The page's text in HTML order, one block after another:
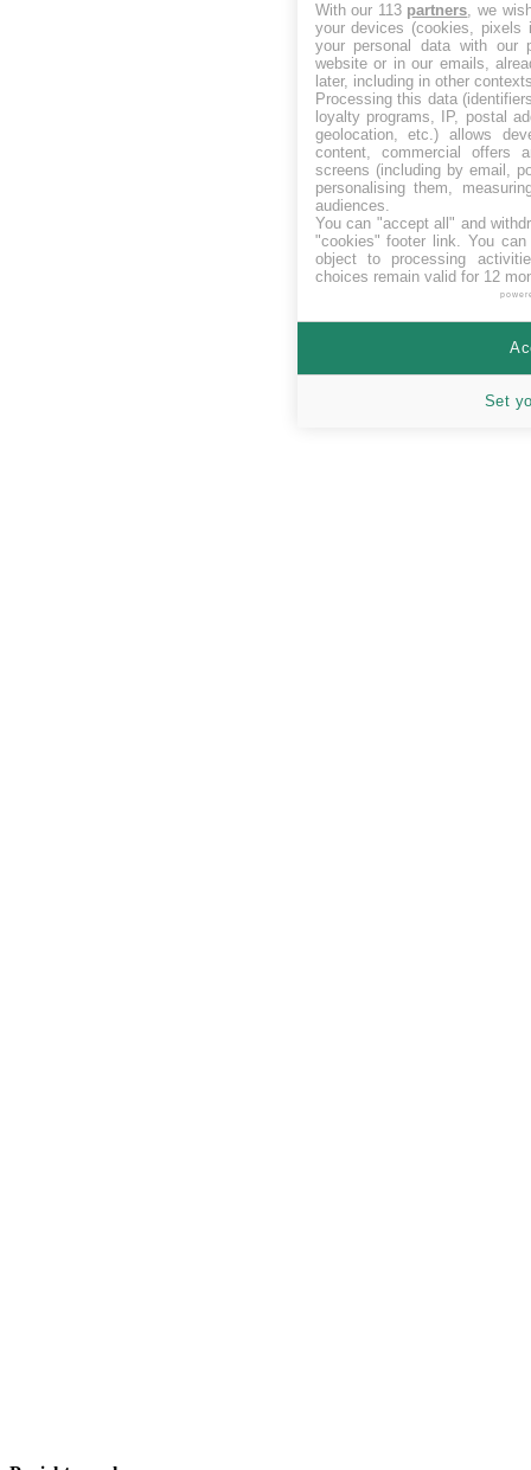
With our 113 partners, we
your devices (cookies, pixels
your personal data with our
website or in our emails,
later, including in other
Processing this data
loyalty programs, IP, postal
geolocation, etc.) allows
content, commercial offers
screens (including by email,
personalising them,
audiences.
You can "accept all" and
"cookies" footer link. You can
object to processing
choices remain valid for 12
Set